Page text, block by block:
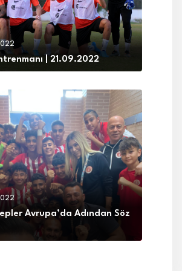
| 21.09.2022
Avrupa’da Adından Söz